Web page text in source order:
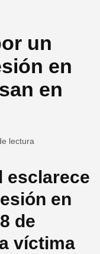
un
en
en
lectura
esclarece
en
de
víctima